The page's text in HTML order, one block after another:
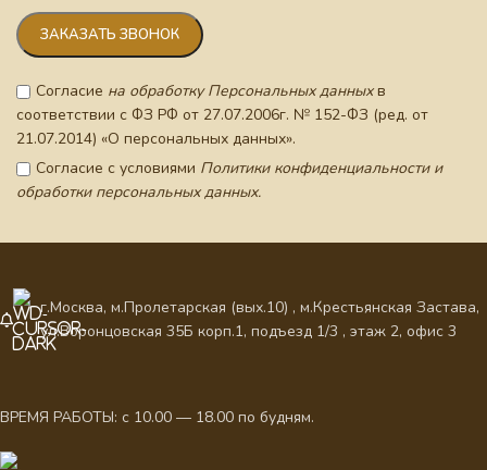
Согласие на обработку Персональных данныхв
соответствии с ФЗ РФ от 27.07.2006г. № 152-ФЗ (ред. от
21.07.2014) «О персональных данных».
Согласие с условиями Политики конфиденциальности и
обработки персональных данных.
г.Москва, м.Пролетарская (вых.10) , м.Крестьянская Застава,
ул.Воронцовская 35Б корп.1, подъезд 1/3 , этаж 2, офис 3
ВРЕМЯ РАБОТЫ: с 10.00 — 18.00 по будням.